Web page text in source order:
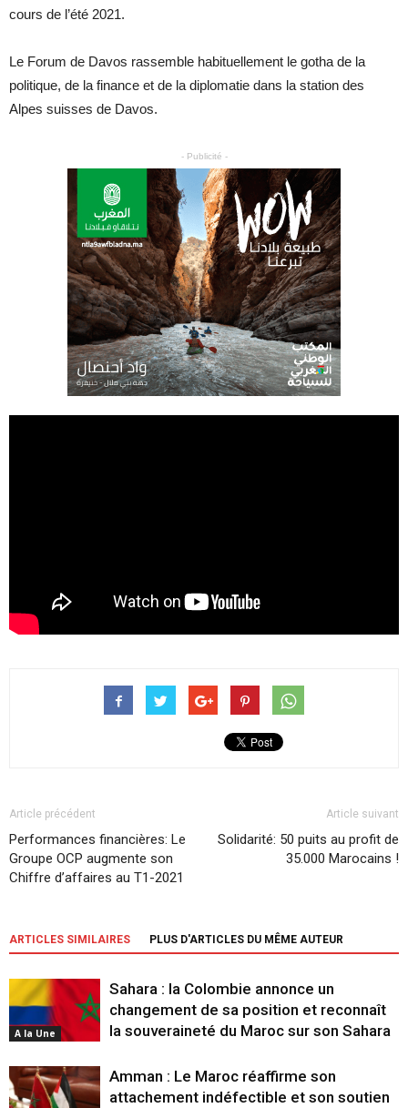
cours de l’été 2021.
Le Forum de Davos rassemble habituellement le gotha de la
politique, de la finance et de la diplomatie dans la station des
Alpes suisses de Davos.
- Publicité -
Article précédent
Performances financières: Le
Groupe OCP augmente son
Chiffre d’affaires au T1-2021
Article suivant
Solidarité: 50 puits au profit de
35.000 Marocains !
ARTICLES SIMILAIRES PLUS D'ARTICLES DU MÊME AUTEUR
A la Une
Sahara : la Colombie annonce un
changement de sa position et reconnaît
la souveraineté du Maroc sur son Sahara
Amman : Le Maroc réaffirme son
attachement indéfectible et son soutien